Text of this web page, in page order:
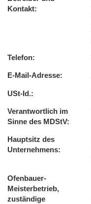
Kontakt
Telefon
E-Mail-Adresse
USt-Id.
Verantwortlich im
Sinne des MDStV
Hauptsitz des
Unternehmens
Ofenbauer-
Meisterbetrieb,
zuständige